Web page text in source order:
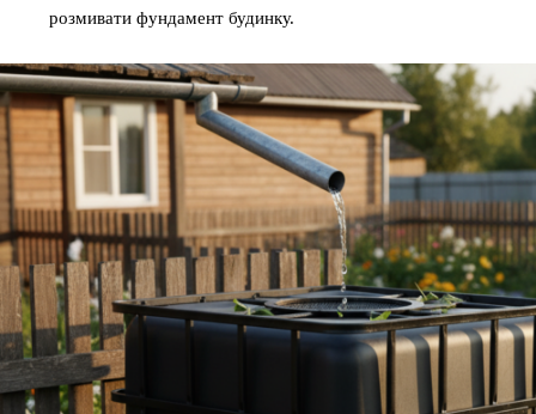
розмивати фундамент будинку.